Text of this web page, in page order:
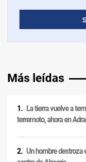
Más leídas
La tierra vuelve a
terremoto, ahora en Adra
Un hombre destroza